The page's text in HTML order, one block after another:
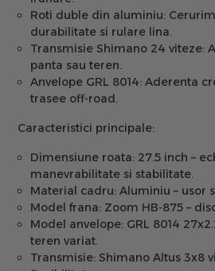
Roti duble din aluminiu:
durabilitate si rulare lina.
Transmisie Shimano 24 viteze:
panta sau teren.
Anvelope GRL 8014: Aderenta
trasee off-road.
Caracteristici principale:
Dimensiune roata: 27.5 inch –
manevrabilitate si stabilitate.
Material cadru: Aluminiu – usor
Model frana: Zoom HB-875 –
Model anvelope: GRL 8014
teren variat.
Transmisie: Shimano Altus 3x8